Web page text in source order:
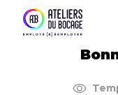
Panneau de gestion